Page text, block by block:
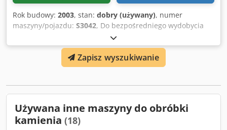
Rok budowy: 2003, stan: dobry (używany), numer
maszyny/pojazdu: S3042, Do bezpośredniego wydobycia
bloków w kamieniołomie Cięcie pionowe i poziome
Prowadnica 2755 mm Użyteczna długość cięcia 2310 mm
(patrz +/-) 4 siłowniki do automatycznego poziomowania
Dwjdpfx Aoxb D Apjcpoa 12 m szyn W dobrym stanie
Kontakt telefoniczny po francusku, mailowy w twoim
Zapisz wyszukiwanie
Używana inne maszyny do obróbki
kamienia (18)